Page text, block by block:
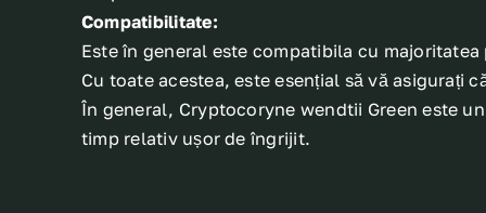
Compatibilitate:
Este în general este compatibila cu
Cu toate acestea, este esențial să vă asigurați
În general, Cryptocoryne wendtii Green este
timp relativ ușor de îngrijit.